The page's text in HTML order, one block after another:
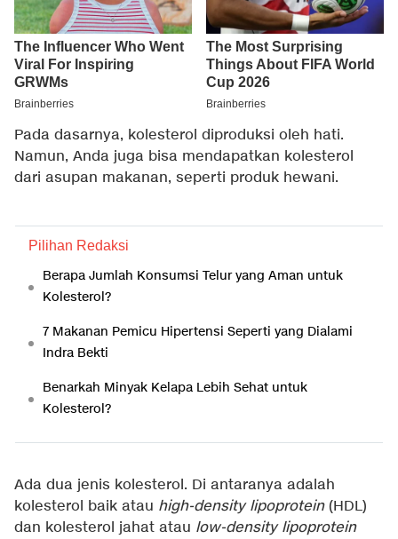
Pada dasarnya, kolesterol diproduksi oleh hati.
Namun, Anda juga bisa mendapatkan kolesterol
dari asupan makanan, seperti produk hewani.
Pilihan Redaksi
Berapa Jumlah Konsumsi Telur yang Aman untuk
Kolesterol?
7 Makanan Pemicu Hipertensi Seperti yang Dialami
Indra Bekti
Benarkah Minyak Kelapa Lebih Sehat untuk
Kolesterol?
Ada dua jenis kolesterol. Di antaranya adalah
kolesterol baik atau high-density lipoprotein (HDL)
dan kolesterol jahat atau low-density lipoprotein